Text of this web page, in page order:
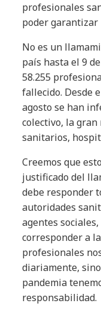
profesionales
poder garantizar
No es un
país hasta el 9
58.255
fallecido. Desde
agosto se han
colectivo, la
sanitarios,
Creemos que
justificado del
debe responder
autoridades
agentes
corresponder a
profesionales
diariamente,
pandemia
responsabilidad.